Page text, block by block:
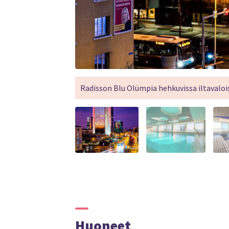
Radisson Blu Olümpia hehkuvissa